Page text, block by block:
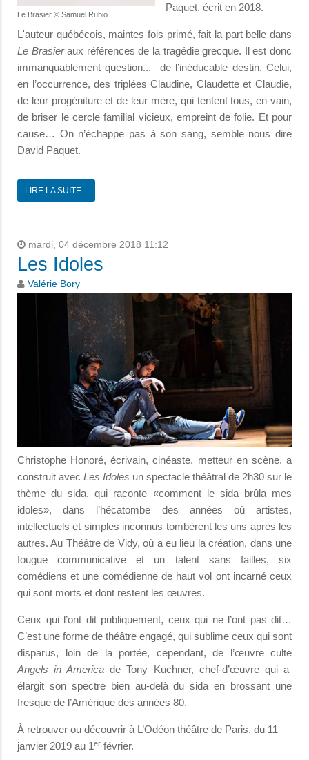
Le Brasier © Samuel Rubio
Paquet, écrit en 2018.
L'auteur québécois, maintes fois primé, fait la part belle dans
Le Brasieraux références de la tragédie grecque. Il est donc
immanquablement question... de l’inéducable destin. Celui,
en l’occurrence, des triplées Claudine, Claudette et Claudie,
de leur progéniture et de leur mère, qui tentent tous, en vain,
de briser le cercle familial vicieux, empreint de folie. Et pour
cause… On n’échappe pas à son sang, semble nous dire
David Paquet.
LIRE LA SUITE...
mardi, 04 décembre 2018 11:12
Les Idoles
Valérie Bory
Christophe Honoré, écrivain, cinéaste, metteur en scène, a
construit avec Les Idoles un spectacle théâtral de 2h30 sur le
thème du sida, qui raconte «comment le sida brûla mes
idoles», dans l’hécatombe des années où artistes,
intellectuels et simples inconnus tombèrent les uns après les
autres. Au Théâtre de Vidy, où a eu lieu la création, dans une
fougue communicative et un talent sans failles, six
comédiens et une comédienne de haut vol ont incarné ceux
qui sont morts et dont restent les œuvres.
Ceux qui l’ont dit publiquement, ceux qui ne l’ont pas dit…
C’est une forme de théâtre engagé, qui sublime ceux qui sont
disparus, loin de la portée, cependant, de l’œuvre culte
Angels in Americade Tony Kuchner, chef-d’œuvre qui a
élargit son spectre bien au-delà du sida en brossant une
fresque de l’Amérique des années 80.
À retrouver ou découvrir à L’Odéon théâtre de Paris, du 11
janvier 2019 au 1er février.